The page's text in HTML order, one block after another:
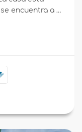
encuentra a 2